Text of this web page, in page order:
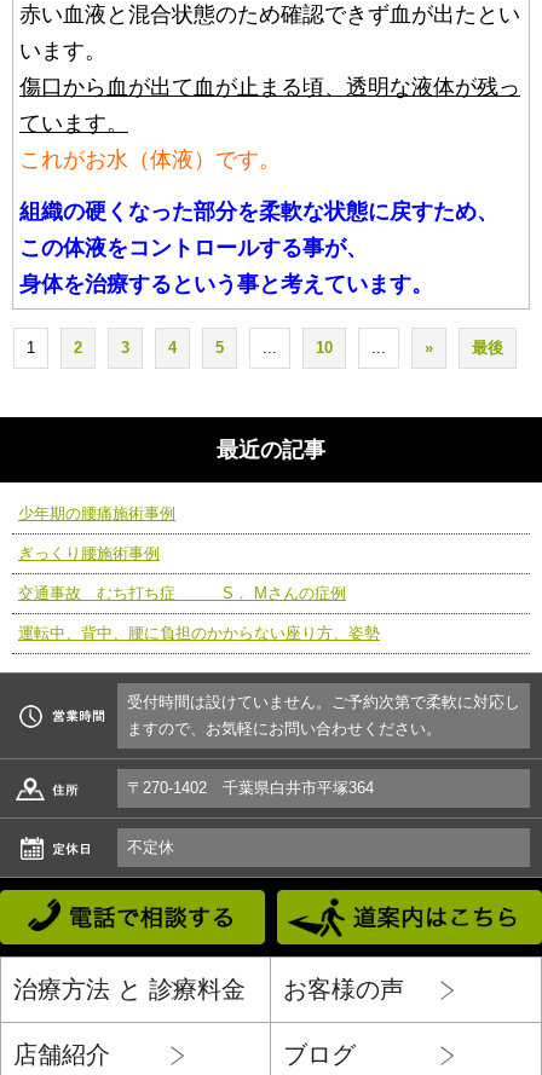
赤い血液と混合状態のため確認できず血が出たとい
います。
傷口から血が出て血が止まる頃、透明な液体が残っ
ています。
これがお水（体液）です。
組織の硬くなった部分を柔軟な状態に戻すため、
この体液をコントロールする事が、
身体を治療するという事と考えています。
1 2 3 4 5 ... 10 ... » 最後
最近の記事
少年期の腰痛施術事例
ぎっくり腰施術事例
交通事故 むち打ち症 S． Mさんの症例
運転中、背中、腰に負担のかからない座り方、姿勢
受付時間は設けていません。ご予約次第で柔軟に対応し
ますので、お気軽にお問い合わせください。
〒270-1402 千葉県白井市平塚364
不定休
治療方法 と 診療料金 お客様の声
店舗紹介 ブログ